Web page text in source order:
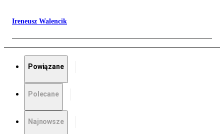
Ireneusz Walencik
Powiązane
Polecane
Najnowsze